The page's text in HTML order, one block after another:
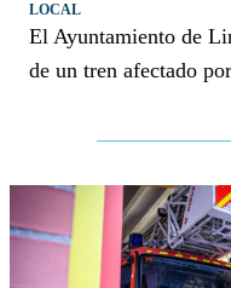
LOCAL
El Ayuntamiento de
de un tren afectado